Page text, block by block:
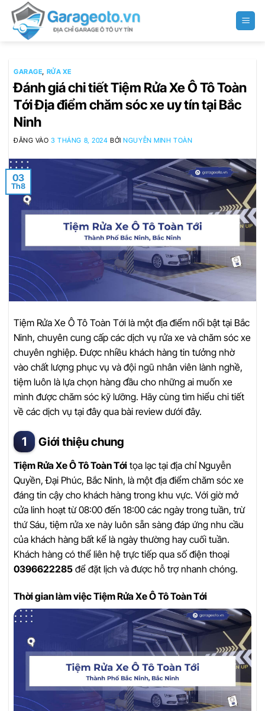
qua
GARAGE, RỬA XE
Đánh giá chi tiết Tiệm Rửa Xe Ô Tô Toàn
Tới Địa điểm chăm sóc xe uy tín tại Bắc
Ninh
ĐĂNG VÀO3 THÁNG 8, 2024 BỞINGUYỄN MINH TOÀN
03
Th8
Tiệm Rửa Xe Ô Tô Toàn Tới là một địa điểm nổi bật tại Bắc
Ninh, chuyên cung cấp các dịch vụ rửa xe và chăm sóc xe
chuyên nghiệp. Được nhiều khách hàng tin tưởng nhờ
vào chất lượng phục vụ và đội ngũ nhân viên lành nghề,
tiệm luôn là lựa chọn hàng đầu cho những ai muốn xe
mình được chăm sóc kỹ lưỡng. Hãy cùng tìm hiểu chi tiết
về các dịch vụ tại đây qua bài review dưới đây.
Giới thiệu chung
Tiệm Rửa Xe Ô Tô Toàn Tới tọa lạc tại địa chỉ Nguyễn
Quyền, Đại Phúc, Bắc Ninh, là một địa điểm chăm sóc xe
đáng tin cậy cho khách hàng trong khu vực. Với giờ mở
cửa linh hoạt từ 08:00 đến 18:00 các ngày trong tuần, trừ
thứ Sáu, tiệm rửa xe này luôn sẵn sàng đáp ứng nhu cầu
của khách hàng bất kể là ngày thường hay cuối tuần.
Khách hàng có thể liên hệ trực tiếp qua số điện thoại
0396622285 để đặt lịch và được hỗ trợ nhanh chóng.
Thời gian làm việc Tiệm Rửa Xe Ô Tô Toàn Tới